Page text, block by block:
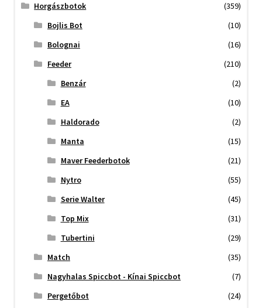
Horgászbotok
(359)
Bojlis Bot
(10)
Bolognai
(16)
Feeder
(210)
Benzár
(2)
EA
(10)
Haldorado
(2)
Manta
(15)
Maver Feederbotok
(21)
Nytro
(55)
Serie Walter
(45)
Top Mix
(31)
Tubertini
(29)
Match
(35)
Nagyhalas Spiccbot - Kínai Spiccbot
(7)
Pergetőbot
(24)